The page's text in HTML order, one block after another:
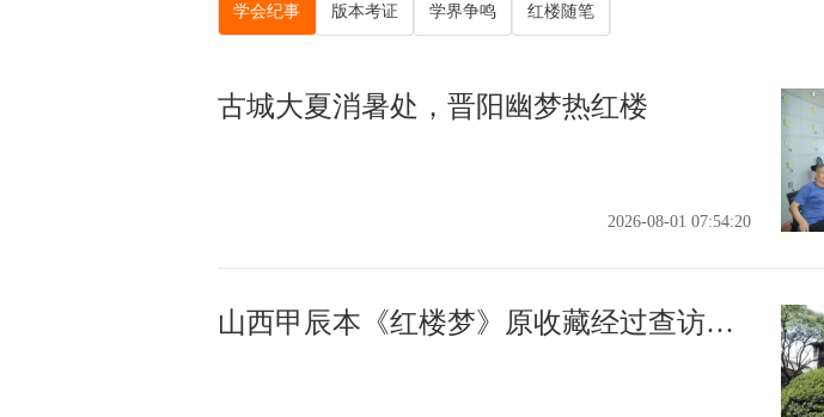
古城大夏消暑处，晋阳幽梦热红楼
2026-08-01 07:54:20
山西甲辰本《红楼梦》原收藏经过查访初记
学会纪事 版本考证 学界争鸣 红楼随笔